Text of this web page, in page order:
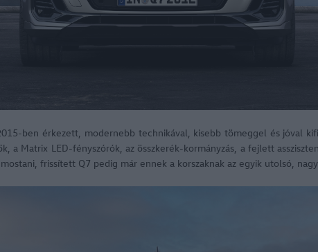
ben érkezett, modernebb technikával, kisebb tömeggel és jóval
a Matrix LED-fényszórók, az összkerék-kormányzás, a fejlett
frissített Q7 pedig már ennek a korszaknak az egyik utolsó,